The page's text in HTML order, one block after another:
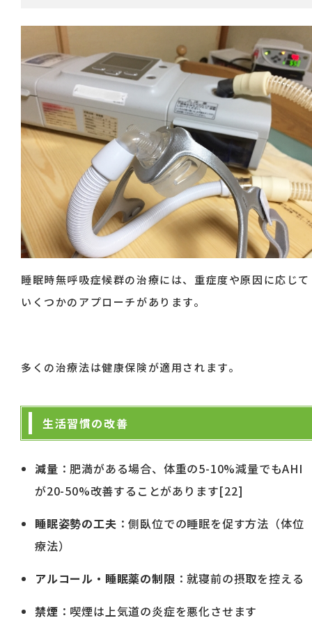
睡眠時無呼吸症候群の治療には、重症度や原因に応じて
いくつかのアプローチがあります。
多くの治療法は健康保険が適用されます。
生活習慣の改善
減量 ：肥満がある場合、体重の5-10%減量でもAHI
が20-50%改善することがあります[22]
睡眠姿勢の工夫 ：側臥位での睡眠を促す方法（体位
療法）
アルコール・睡眠薬の制限 ：就寝前の摂取を控える
禁煙 ：喫煙は上気道の炎症を悪化させます